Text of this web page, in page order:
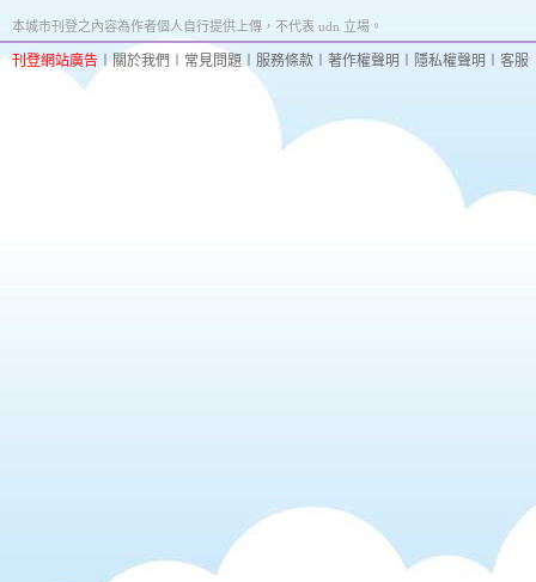
本城市刊登之內容為作者個人自行提供上傳，不代表 udn 立場。
刊登網站廣告 ︱關於我們 常見問題︱ 服務條款 著作權聲明 隱私權聲明 客服